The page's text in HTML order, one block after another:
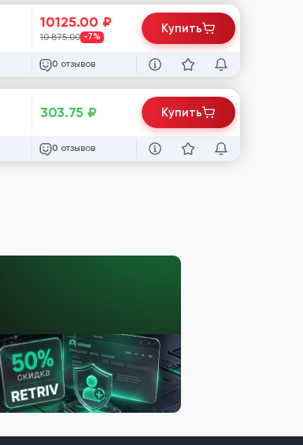
10125.00 ₽
10 875.00 -7%
0 отзывов
Купить
303.75 ₽
0 отзывов
Купить